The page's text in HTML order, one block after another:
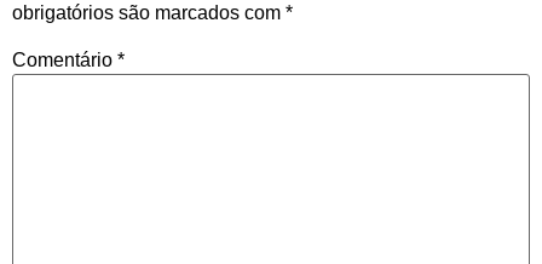
obrigatórios são marcados com *
Comentário *